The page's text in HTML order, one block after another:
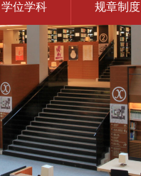
学位学科 规章制度